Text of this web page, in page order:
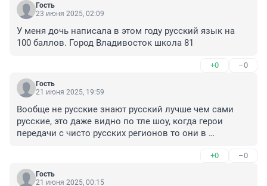
Гость
23 июня 2025, 02:09
У меня дочь написала в этом году русский язык на
100 баллов. Город Владивосток школа 81
+0 –0
Гость
21 июня 2025, 19:59
Вообще не русские знают русский лучше чем сами
русские, это даже видно по тле шоу, когда герои
передачи с чисто русских регионов то они в
гыкают илиакают, а вот представттели др говорят на
литературном!
+0 –0
Гость
21 июня 2025, 00:15